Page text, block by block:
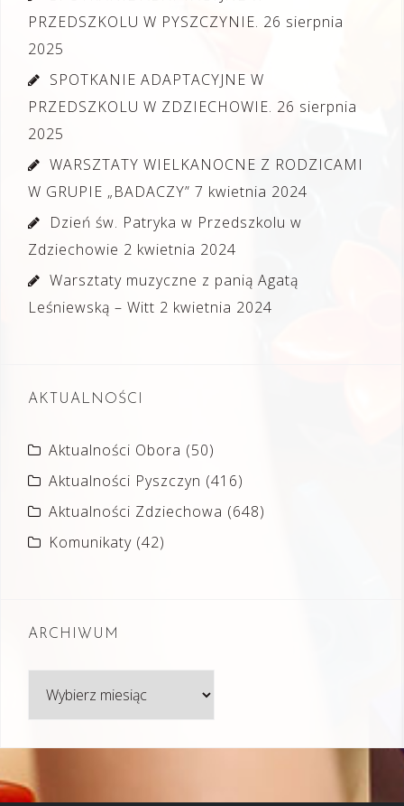
PRZEDSZKOLU W PYSZCZYNIE. 26 sierpnia
2025
SPOTKANIE ADAPTACYJNE W
PRZEDSZKOLU W ZDZIECHOWIE. 26 sierpnia
2025
WARSZTATY WIELKANOCNE Z RODZICAMI
W GRUPIE „BADACZY” 7 kwietnia 2024
Dzień św. Patryka w Przedszkolu w
Zdziechowie 2 kwietnia 2024
Warsztaty muzyczne z panią Agatą
Leśniewską – Witt 2 kwietnia 2024
AKTUALNOŚCI
Aktualności Obora (50)
Aktualności Pyszczyn (416)
Aktualności Zdziechowa (648)
Komunikaty (42)
ARCHIWUM